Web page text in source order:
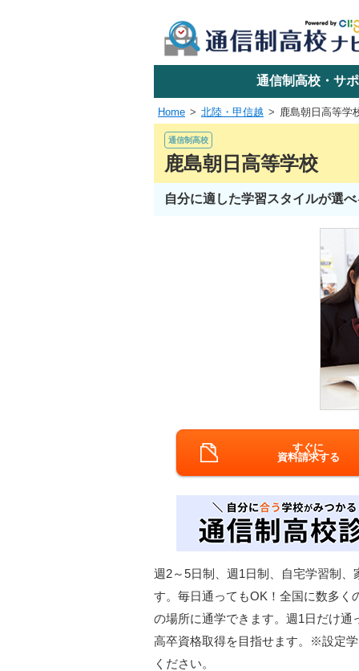
学校名で探す
関東
通信制高校・サ
Home 北陸・甲信越 鹿島朝日高等学
通信制高校
鹿島朝日高等学校
自分に適した学習スタイルが選
すぐに
資料請求する
週2～5日制、週1日制、自宅学習制
す。毎日通ってもOK！全国に数多く
の場所に通学できます。週1日だけ
高卒資格取得を目指せます。※設定
ください。